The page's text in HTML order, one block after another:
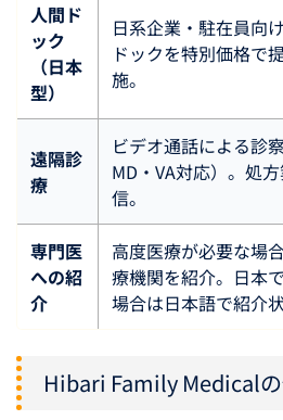
人間ド
ック
（日本
型）
日系企業・駐在員向
ドックを特別価格で
施。
遠隔診
療
ビデオ通話による診
MD・VA対応）。処
信。
専門医
への紹
介
高度医療が必要な場
療機関を紹介。日本
場合は日本語で紹介状
Hibari Family Medical